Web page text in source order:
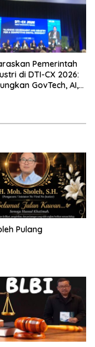
Pemerintah
di DTI-CX 2026:
GovTech, AI,
Pulang